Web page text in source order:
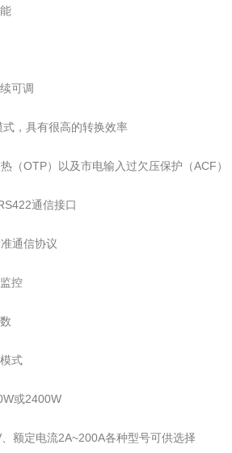
可调
，具有很高的转换效率
（OTP）以及市电输入过欠压保护（ACF）
通信接口
通信协议
控
式
或2400W
额定电流2A~200A各种型号可供选择